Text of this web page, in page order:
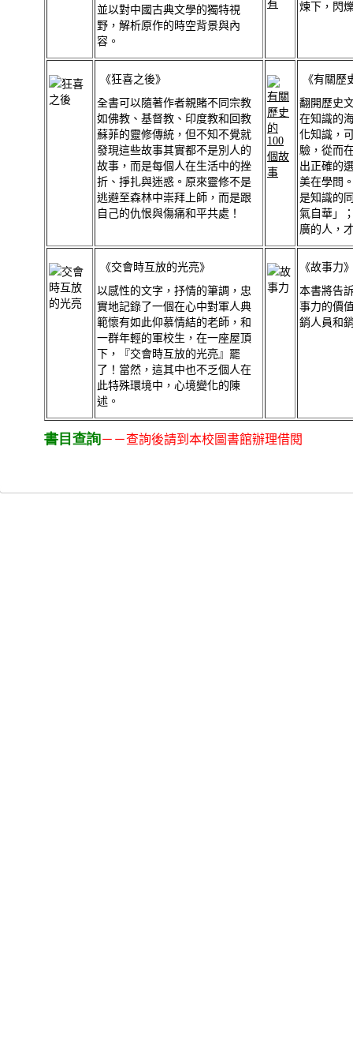
並以對中國古典文學的獨特視
野，解析原作的時空背景與內
容。
煉下，閃
《狂喜之後》
全書可以隨著作者親賭不同宗教
如佛教、基督教、印度教和回教
蘇菲的靈修傳統，但不知不覺就
發現這些故事其實都不是別人的
故事，而是每個人在生活中的挫
折、掙扎與迷惑。原來靈修不是
逃避至森林中崇拜上師，而是跟
自己的仇恨與傷痛和平共處！
《有關歷
翻開歷史
在知識的
化知識，
驗，從而
出正確的
美在學問
是知識的
氣自華」
廣的人，
《交會時互放的光亮》
以感性的文字，抒情的筆調，忠
實地記錄了一個在心中對軍人典
範懷有如此仰慕情結的老師，和
一群年輕的軍校生，在一座屋頂
下，『交會時互放的光亮』罷
了！當然，這其中也不乏個人在
此特殊環境中，心境變化的陳
述。
《故事力》
本書將告
事力的價
銷人員和
書目查詢－－查詢後請到本校圖書館辦理借閱